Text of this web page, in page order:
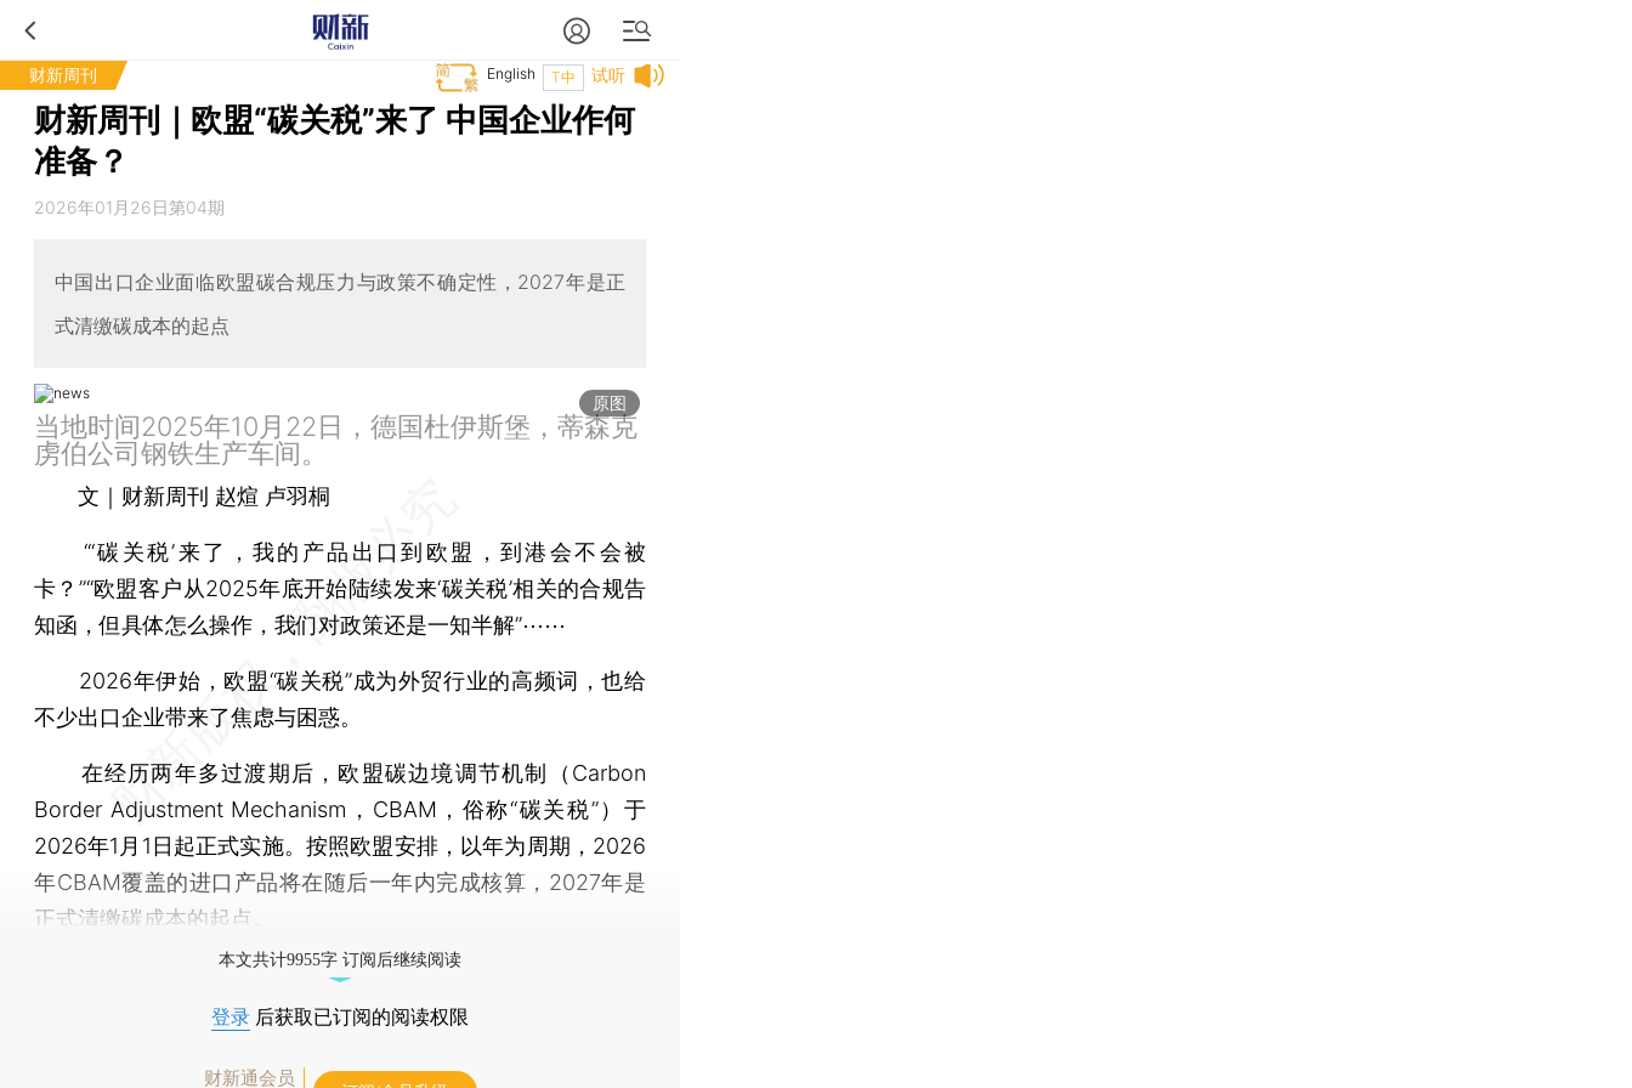
财新周刊 试听
T中
English
财新周刊｜欧盟“碳关税”来了 中国企业作何
准备？
2026年01月26日第04期
中国出口企业面临欧盟碳合规压力与政策不确定性，2027年是正
式清缴碳成本的起点
原图
当地时间2025年10月22日，德国杜伊斯堡，蒂森克
虏伯公司钢铁生产车间。
文｜财新周刊 赵煊 卢羽桐
“‘碳关税’来了，我的产品出口到欧盟，到港会不会被
卡？”“欧盟客户从2025年底开始陆续发来‘碳关税’相关的合规告
知函，但具体怎么操作，我们对政策还是一知半解”⋯⋯
2026年伊始，欧盟“碳关税”成为外贸行业的高频词，也给
不少出口企业带来了焦虑与困惑。
在经历两年多过渡期后，欧盟碳边境调节机制（Carbon
Border Adjustment Mechanism，CBAM，俗称“碳关税”）于
2026年1月1日起正式实施。按照欧盟安排，以年为周期，2026
年CBAM覆盖的进口产品将在随后一年内完成核算，2027年是
正式清缴碳成本的起点。
本文共计9955字 订阅后继续阅读
登录 后获取已订阅的阅读权限
财新通会员